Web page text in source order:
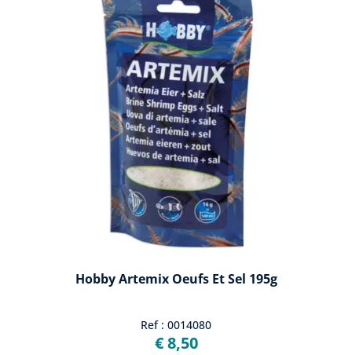
Hobby Artemix Oeufs Et Sel 195g
Ref : 0014080
€ 8,50